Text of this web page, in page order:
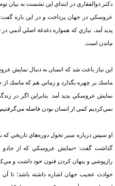
ذوالفقاري در ابتداي اين نشست به بيان
در جهان پرداخت و در اين باره گفت:
آمد، نيازي كه همواره دغدغة اصلي آدمي در
است.
نياز باعث شد كه انسان به دنبال نمايش
بر چهره بگذارد و زماني هم كه ماسك از
عروسكي پديد آمد. بنابراين اگر در زندگي
كمي از انسان بودن فاصله مي‌گرفتيم.»
سپس درباره سير تحول دوره‌هاي تاريخي كه
گفت: «نمايش عروسكي كه از جادو
و پنهان كردن فنون خود داشت و
عجيب جهان اشاره داشته باشد؛ تا آن